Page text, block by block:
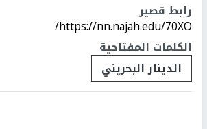
رابط قصير
https://nn.najah.edu/70XO/
الكلمات المفتاحية
الدينار البحريني